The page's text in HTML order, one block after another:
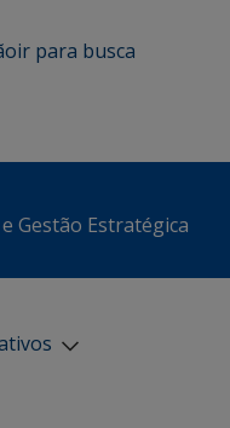
ir para busca
Gestão Estratégica